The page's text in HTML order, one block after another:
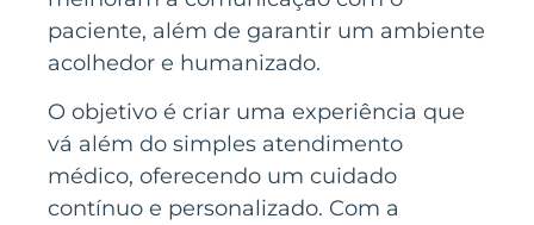
paciente, além de garantir um ambiente
acolhedor e humanizado.
O objetivo é criar uma experiência que
vá além do simples atendimento
médico, oferecendo um cuidado
contínuo e personalizado. Com a